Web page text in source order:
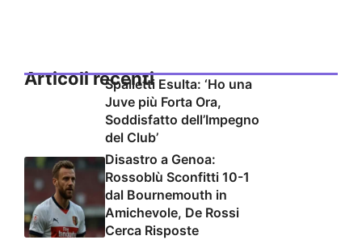
Articoli recentiSpalletti Esulta: ‘Ho una
Juve più Forta Ora,
Soddisfatto dell’Impegno
del Club’
Disastro a Genoa:
Rossoblù Sconfitti 10-1
dal Bournemouth in
Amichevole, De Rossi
Cerca Risposte